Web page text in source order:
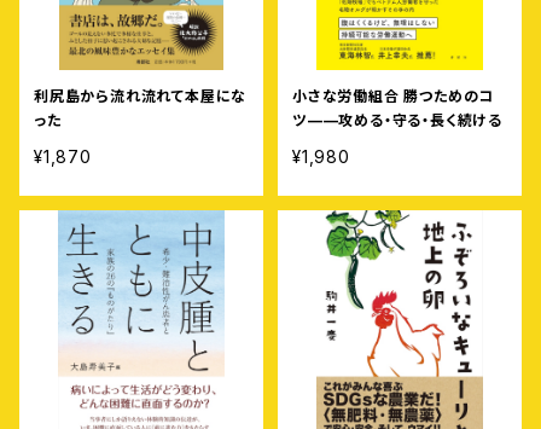
利尻島から流れ流れて本屋にな
った
¥1,870
小さな労働組合 勝つためのコ
ツ——攻める・守る・長く続ける
¥1,980